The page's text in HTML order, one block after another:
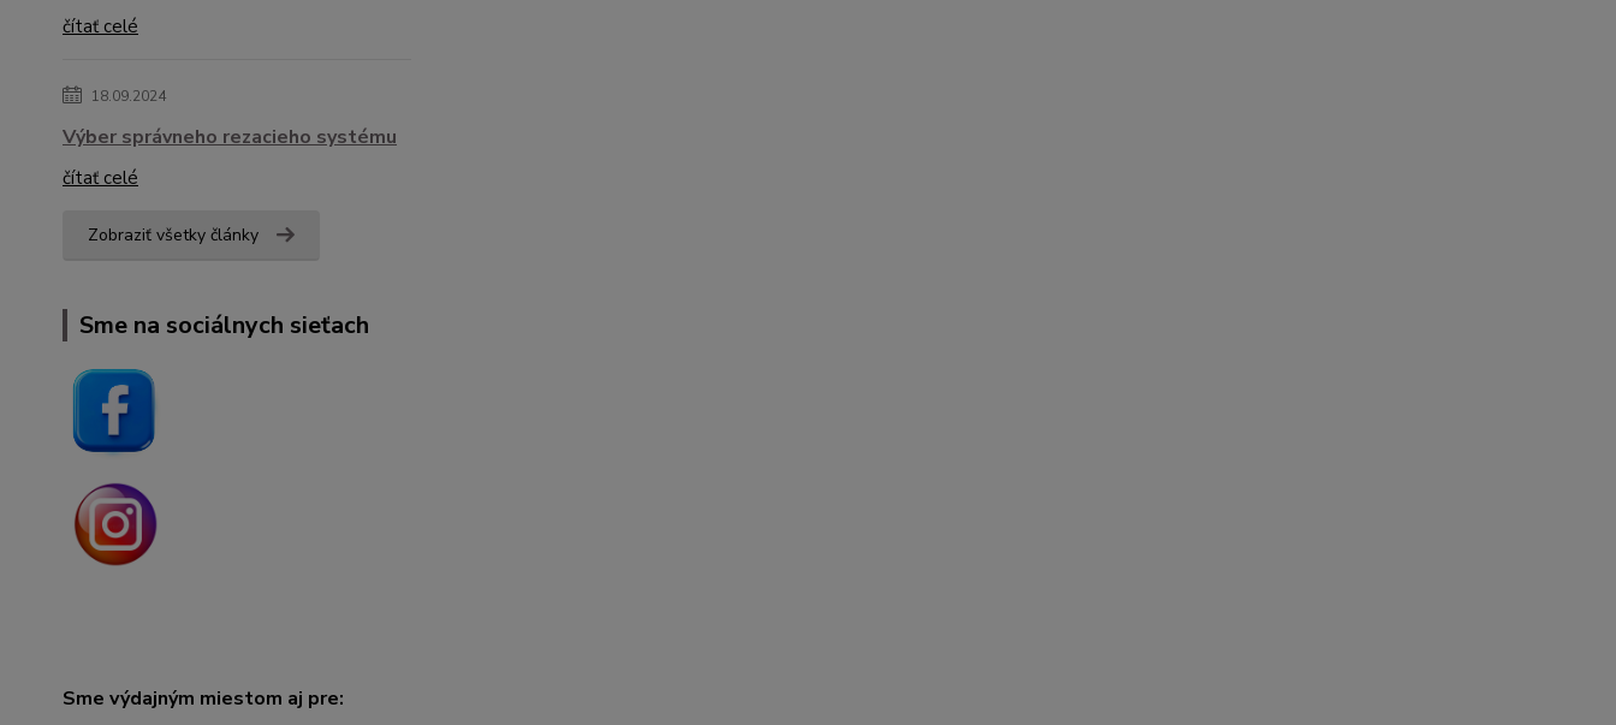
čítať celé
18.09.2024
Výber správneho rezacieho systému
čítať celé
Zobraziť všetky články
Sme na sociálnych sieťach
Sme výdajným miestom aj pre: